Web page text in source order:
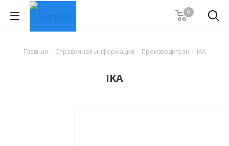
0
Главная - Справочная информация - Производители - IKA
IKA